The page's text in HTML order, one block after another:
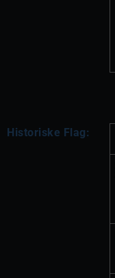
Historiske Flag: